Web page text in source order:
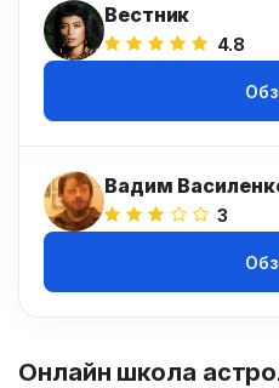
Вестник
4.8
Вадим
3
Онлайн школа